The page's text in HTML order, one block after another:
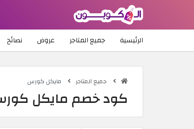
الرئيسية جميع المتاجر عروض نصائح
جميع المتاجر مايكل كورس
كود خصم مايكل